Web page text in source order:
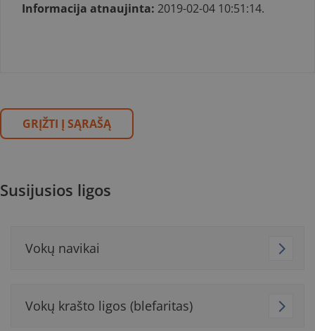
Informacija atnaujinta: 2019-02-04 10:51:14.
GRĮŽTI Į SĄRAŠĄ
Susijusios ligos
Vokų navikai
Vokų krašto ligos (blefaritas)